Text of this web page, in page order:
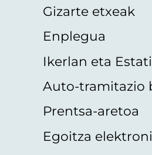
Gizarte etxeak
Enplegua
Ikerlan eta
Auto-tramitazio
Prentsa-aretoa
Egoitza